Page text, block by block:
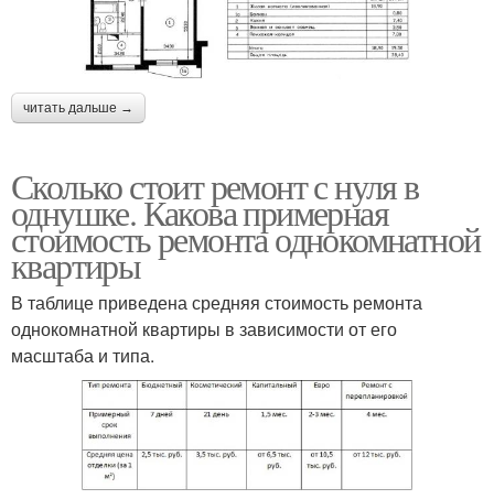
читать дальше →
Сколько стоит ремонт с нуля в
однушке. Какова примерная
стоимость ремонта однокомнатной
квартиры
В таблице приведена средняя стоимость ремонта
однокомнатной квартиры в зависимости от его
масштаба и типа.